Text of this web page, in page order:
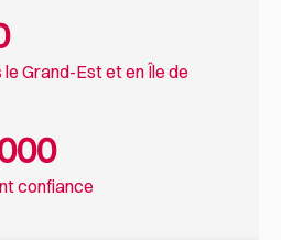
Grand-Est et en Île de
confiance